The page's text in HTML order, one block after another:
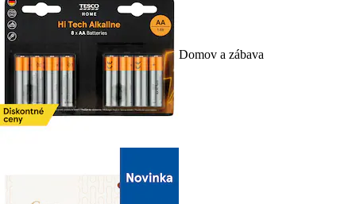
Domov a zábava